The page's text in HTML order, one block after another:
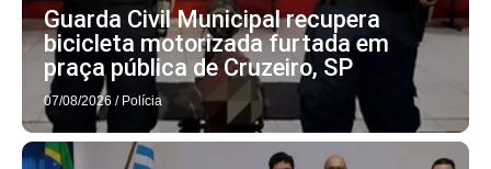
Guarda Civil Municipal recupera
bicicleta motorizada furtada em
praça pública de Cruzeiro, SP
07/08/2026 / Polícia